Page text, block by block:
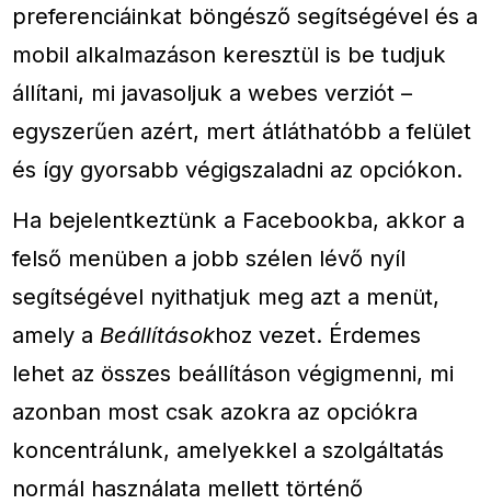
preferenciáinkat böngésző segítségével és a
mobil alkalmazáson keresztül is be tudjuk
állítani, mi javasoljuk a webes verziót –
egyszerűen azért, mert átláthatóbb a felület
és így gyorsabb végigszaladni az opciókon.
Ha bejelentkeztünk a Facebookba, akkor a
felső menüben a jobb szélen lévő nyíl
segítségével nyithatjuk meg azt a menüt,
amely a Beállításokhoz vezet. Érdemes
lehet az összes beállításon végigmenni, mi
azonban most csak azokra az opciókra
koncentrálunk, amelyekkel a szolgáltatás
normál használata mellett történő